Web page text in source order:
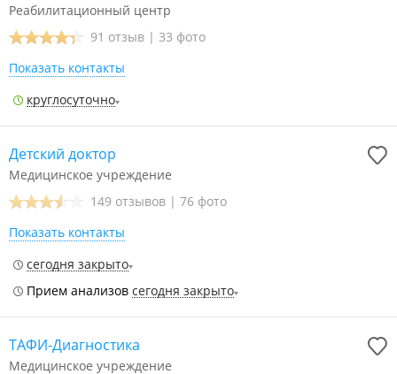
Реабилитационный центр
91 отзыв | 33 фото
Показать контакты
круглосуточно
Детский доктор
Медицинское учреждение
149 отзывов | 76 фото
Показать контакты
сегодня закрыто
Прием анализов сегодня закрыто
ТАФИ-Диагностика
Медицинское учреждение